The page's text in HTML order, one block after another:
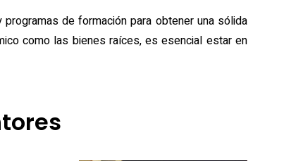
de formación para obtener una sólida
como las bienes raíces, es esencial estar en